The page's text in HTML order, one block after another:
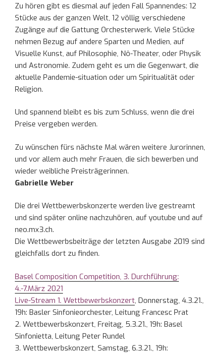
Zu hören gibt es diesmal auf jeden Fall Spannendes: 12
Stücke aus der ganzen Welt, 12 völlig verschiedene
Zugänge auf die Gattung Orchesterwerk. Viele Stücke
nehmen Bezug auf andere Sparten und Medien, auf
Visuelle Kunst, auf Philosophie, Nô-Theater, oder Physik
und Astronomie. Zudem geht es um die Gegenwart, die
aktuelle Pandemie-situation oder um Spiritualität oder
Religion.
Und spannend bleibt es bis zum Schluss, wenn die drei
Preise vergeben werden.
Zu wünschen fürs nächste Mal wären weitere Jurorinnen,
und vor allem auch mehr Frauen, die sich bewerben und
wieder weibliche Preisträgerinnen.
Gabrielle Weber
Die drei Wettbewerbskonzerte werden live gestreamt
und sind später online nachzuhören, auf youtube und auf
neo.mx3.ch.
Die Wettbewerbsbeiträge der letzten Ausgabe 2019 sind
gleichfalls dort zu finden.
Basel Composition Competition, 3. Durchführung:
4.-7.März 2021
Live-Stream 1. Wettbewerbskonzert, Donnerstag, 4.3.21.,
19h: Basler Sinfonieorchester, Leitung Francesc Prat
2. Wettbewerbskonzert, Freitag, 5.3.21., 19h: Basel
Sinfonietta, Leitung Peter Rundel
3. Wettbewerbskonzert, Samstag, 6.3.21., 19h: